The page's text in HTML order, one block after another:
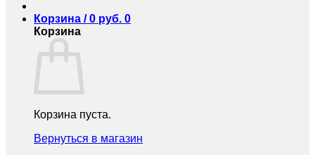
Корзина /0 руб. 0
Корзина
Корзина пуста.
Вернуться в магазин